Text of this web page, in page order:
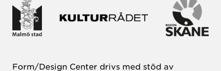
Form/Design Center drivs med stöd av